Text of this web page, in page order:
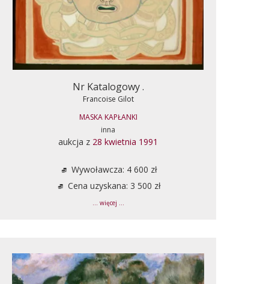
Nr Katalogowy .
Francoise Gilot
MASKA KAPŁANKI
inna
aukcja z 28 kwietnia 1991
Wywoławcza: 4 600 zł
Cena uzyskana: 3 500 zł
... więcej ...